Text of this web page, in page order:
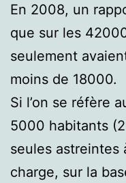
En 2008, un
que sur les
seulement
moins de 18000.
Si l’on se réfère
5000 habitants
seules astreintes
charge, sur la